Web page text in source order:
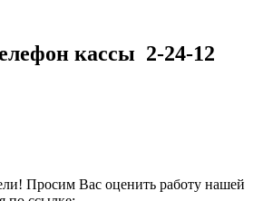
кассы 2-24-12
Просим Вас оценить работу нашей